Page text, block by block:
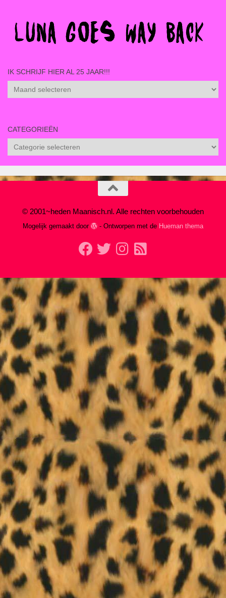
IK SCHRIJF HIER AL 25 JAAR!!!
CATEGORIEËN
© 2001~heden Maanisch.nl. Alle rechten voorbehouden
Mogelijk gemaakt door - Ontworpen met de Hueman thema